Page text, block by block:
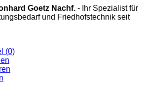
Goetz Nachf. - Ihr Spezialist für
und Friedhofstechnik seit
(0)